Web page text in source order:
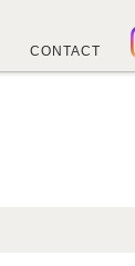
CONTACT